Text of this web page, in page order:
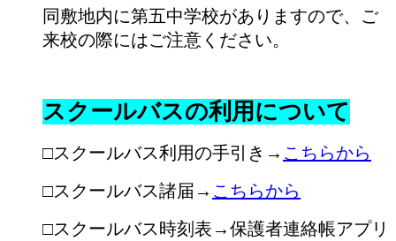
同敷地内に第五中学校がありますので、ご
来校の際にはご注意ください。
スクールバスの利用について
□スクールバス利用の手引き→ こちらから
□スクールバス諸届→ こちらから
□スクールバス時刻表→保護者連絡帳アプリ